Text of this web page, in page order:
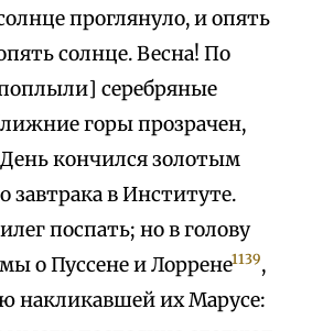
проглянуло, и опять
солнце. Весна! По
серебряные
горы прозрачен,
День кончился золотым
завтрака в Институте.
поспать; но в голову
о Пуссене и Лоррене1139,
накликавшей их Марусе: